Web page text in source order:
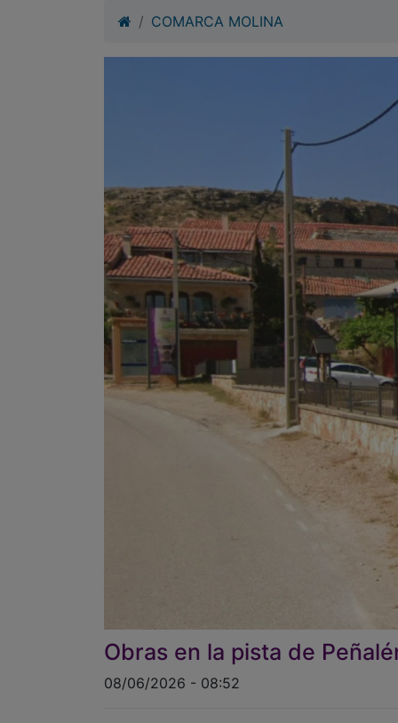
COMARCA MOLINA
Obras en la pista de
08/06/2026 - 08:52